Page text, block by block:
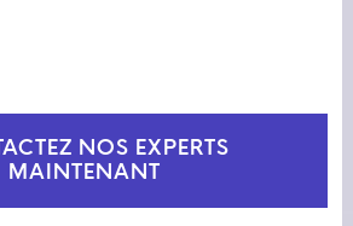
NOS EXPERTS
MAINTENANT